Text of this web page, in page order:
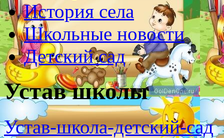
История села
Школьные новости
Детский сад
Устав школы
Устав-школа-детский-сад